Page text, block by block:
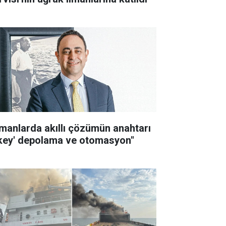
akıllı çözümün anahtarı
depolama ve otomasyon"